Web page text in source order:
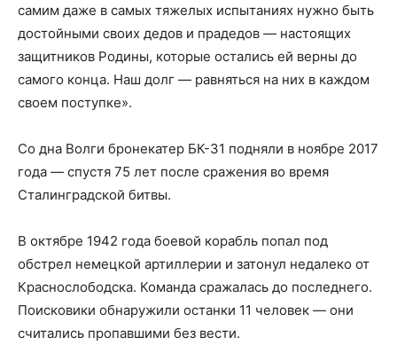
самим даже в самых тяжелых испытаниях нужно быть
достойными своих дедов и прадедов — настоящих
защитников Родины, которые остались ей верны до
самого конца. Наш долг — равняться на них в каждом
своем поступке».
Со дна Волги бронекатер БК-31 подняли в ноябре 2017
года — спустя 75 лет после сражения во время
Сталинградской битвы.
В октябре 1942 года боевой корабль попал под
обстрел немецкой артиллерии и затонул недалеко от
Краснослободска. Команда сражалась до последнего.
Поисковики обнаружили останки 11 человек — они
считались пропавшими без вести.